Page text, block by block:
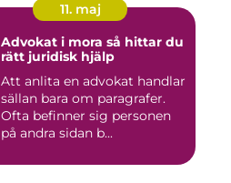
11. maj
Advokat i mora så hittar du
rätt juridisk hjälp
Att anlita en advokat handlar
sällan bara om paragrafer.
Ofta befinner sig personen
på andra sidan b...